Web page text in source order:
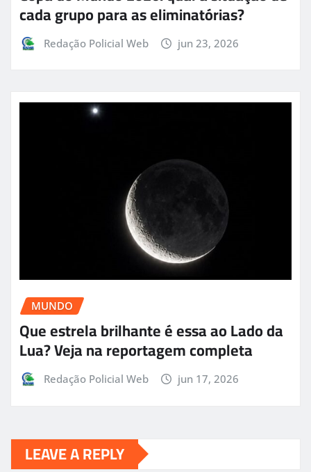
cada grupo para as eliminatórias?
Redação Policial Web jun 23, 2026
MUNDO
Que estrela brilhante é essa ao Lado da
Lua? Veja na reportagem completa
Redação Policial Web jun 17, 2026
LEAVE A REPLY